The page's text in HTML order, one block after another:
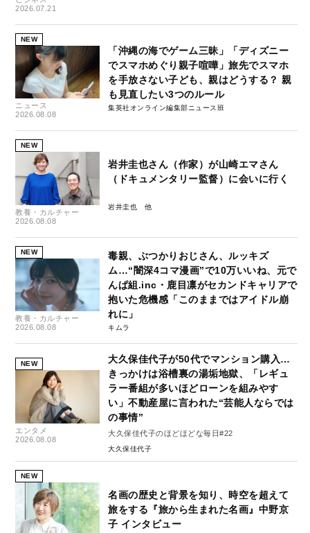
2026.07.21
NEW
ニュース
2026.08.08
「沖縄の海でゲーム三昧」「ディズニー
でスマホめぐり親子喧嘩」旅先でスマホ
を手放さない子ども、親はどうする？ 親
も見直したい3つのルール
集英社オンライン編集部ニュース班
NEW
教養・カルチャー
2026.08.08
岩井圭也さん（作家）が山崎エマさん
（ドキュメンタリー監督）に会いに行く
岩井圭也
NEW
教養・カルチャー
2026.08.08
毒親、ぶつかりおじさん、ルッキズ
ム…“闇深4コマ漫画”で10万いいね、元で
んぱ組.inc・鹿目凛がセカンドキャリアで
抱いた危機感「このままではアイドル崩
れに」
キムラ
NEW
エンタメ
2026.08.08
大久保佳代子が50代でマンション購入…
きっかけは浴槽裏の湯垢地獄、「レギュ
ラー番組が多いほどローンを組みやす
い」不動産屋に言われた“芸能人ならでは
の事情”
大久保佳代子のほどほどな毎日#22
大久保佳代子
NEW
名画の歴史と背景を知り、時空を超えて
旅をする『旅から生まれた名画』中野京
子 インタビュー